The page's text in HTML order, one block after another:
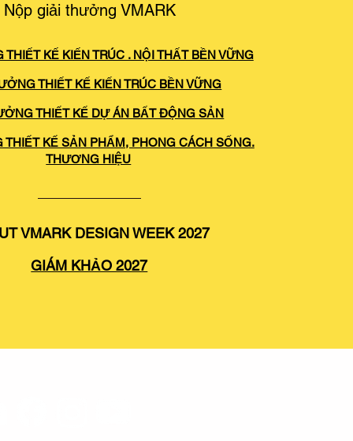
Nộp giải thưởng VMARK
THIẾT KẾ KIẾN TRÚC . NỘI THẤT BỀN VỮNG
THIẾT KẾ KIẾN TRÚC BỀN VỮNG
THIẾT KẾ DỰ ÁN BẤT ĐỘNG SẢN
THIẾT KẾ SẢN PHẨM, PHONG CÁCH SỐNG.
THƯƠNG HIỆU
VMARK DESIGN WEEK 2027
GIÁM KHẢO 2027